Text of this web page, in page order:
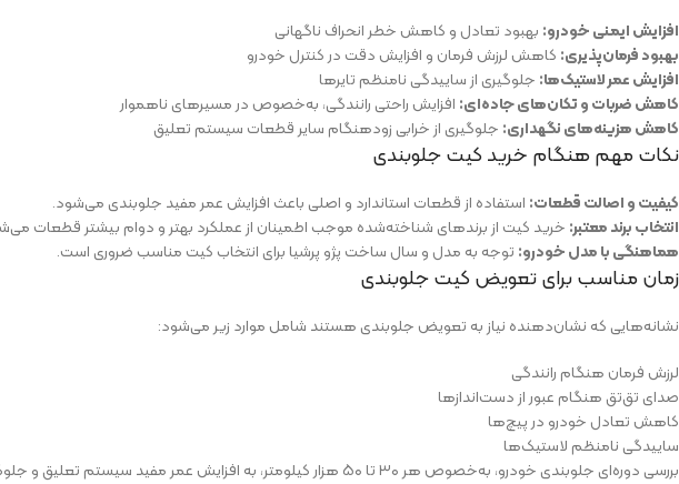
افزایش ایمنی خودرو: بهبود تعادل و کاهش خطر انحراف ناگهانی
بهبود فرمان‌پذیری: کاهش لرزش فرمان و افزایش دقت در کنترل خودرو
افزایش عمر لاستیک‌ها: جلوگیری از ساییدگی نامنظم تایرها
کاهش ضربات و تکان‌های جاده‌ای: افزایش راحتی رانندگی، به‌خصوص در مسیرهای ناهموار
کاهش هزینه‌های نگهداری: جلوگیری از خرابی زودهنگام سایر قطعات سیستم تعلیق
نکات مهم هنگام خرید کیت جلوبندی
کیفیت و اصالت قطعات: استفاده از قطعات استاندارد و اصلی باعث افزایش عمر مفید جلوبندی می‌شود.
انتخاب برند معتبر: خرید کیت از برندهای شناخته‌شده موجب اطمینان از عملکرد بهتر و دوام بیشتر قطعات
هماهنگی با مدل خودرو: توجه به مدل و سال ساخت پژو پرشیا برای انتخاب کیت مناسب ضروری است.
زمان مناسب برای تعویض کیت جلوبندی
نشانه‌هایی که نشان‌دهنده نیاز به تعویض جلوبندی هستند شامل موارد زیر می‌شود:
لرزش فرمان هنگام رانندگی
صدای تق‌تق هنگام عبور از دست‌اندازها
کاهش تعادل خودرو در پیچ‌ها
ساییدگی نامنظم لاستیک‌ها
بررسی دوره‌ای جلوبندی خودرو، به‌خصوص هر ۳۰ تا ۵۰ هزار کیلومتر، به افزایش عمر مفید سیستم تعلیق و جلوگیری از هزینه‌های اضافی کمک می‌کند.